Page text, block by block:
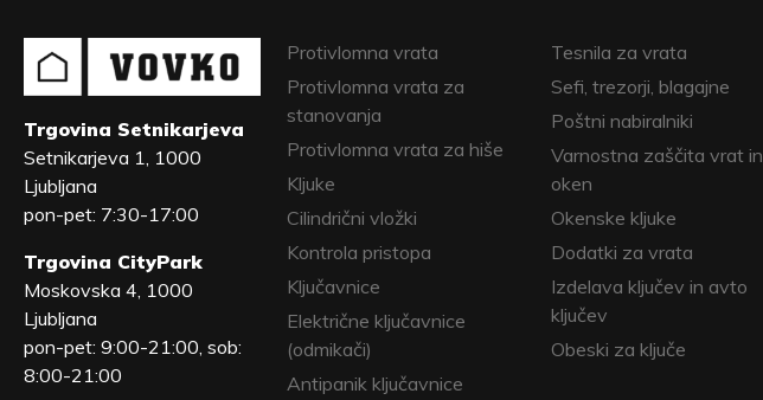
Trgovina Setnikarjeva
Setnikarjeva 1, 1000
Ljubljana
pon-pet: 7:30-17:00
Trgovina CityPark
Moskovska 4, 1000
Ljubljana
pon-pet: 9:00-21:00, sob:
8:00-21:00
Protivlomna vrata
Protivlomna vrata za
stanovanja
Protivlomna vrata za hiše
Kljuke
Cilindrični vložki
Kontrola pristopa
Ključavnice
Električne ključavnice
(odmikači)
Antipanik ključavnice
Tesnila za vrata
Sefi, trezorji, blagajne
Poštni nabiralniki
Varnostna zaščita vrat in
oken
Okenske kljuke
Dodatki za vrata
Izdelava ključev in avto
ključev
Obeski za ključe